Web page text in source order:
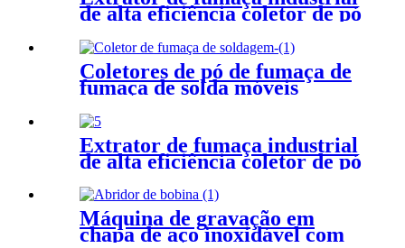
de alta eficiência coletor de pó
pó de soldagem
Coletores de pó de fumaça de
fumaça de solda móveis
portáteis
Extrator de fumaça industrial
de alta eficiência coletor de pó
pó de soldagem
Máquina de gravação em
chapa de aço inoxidável com